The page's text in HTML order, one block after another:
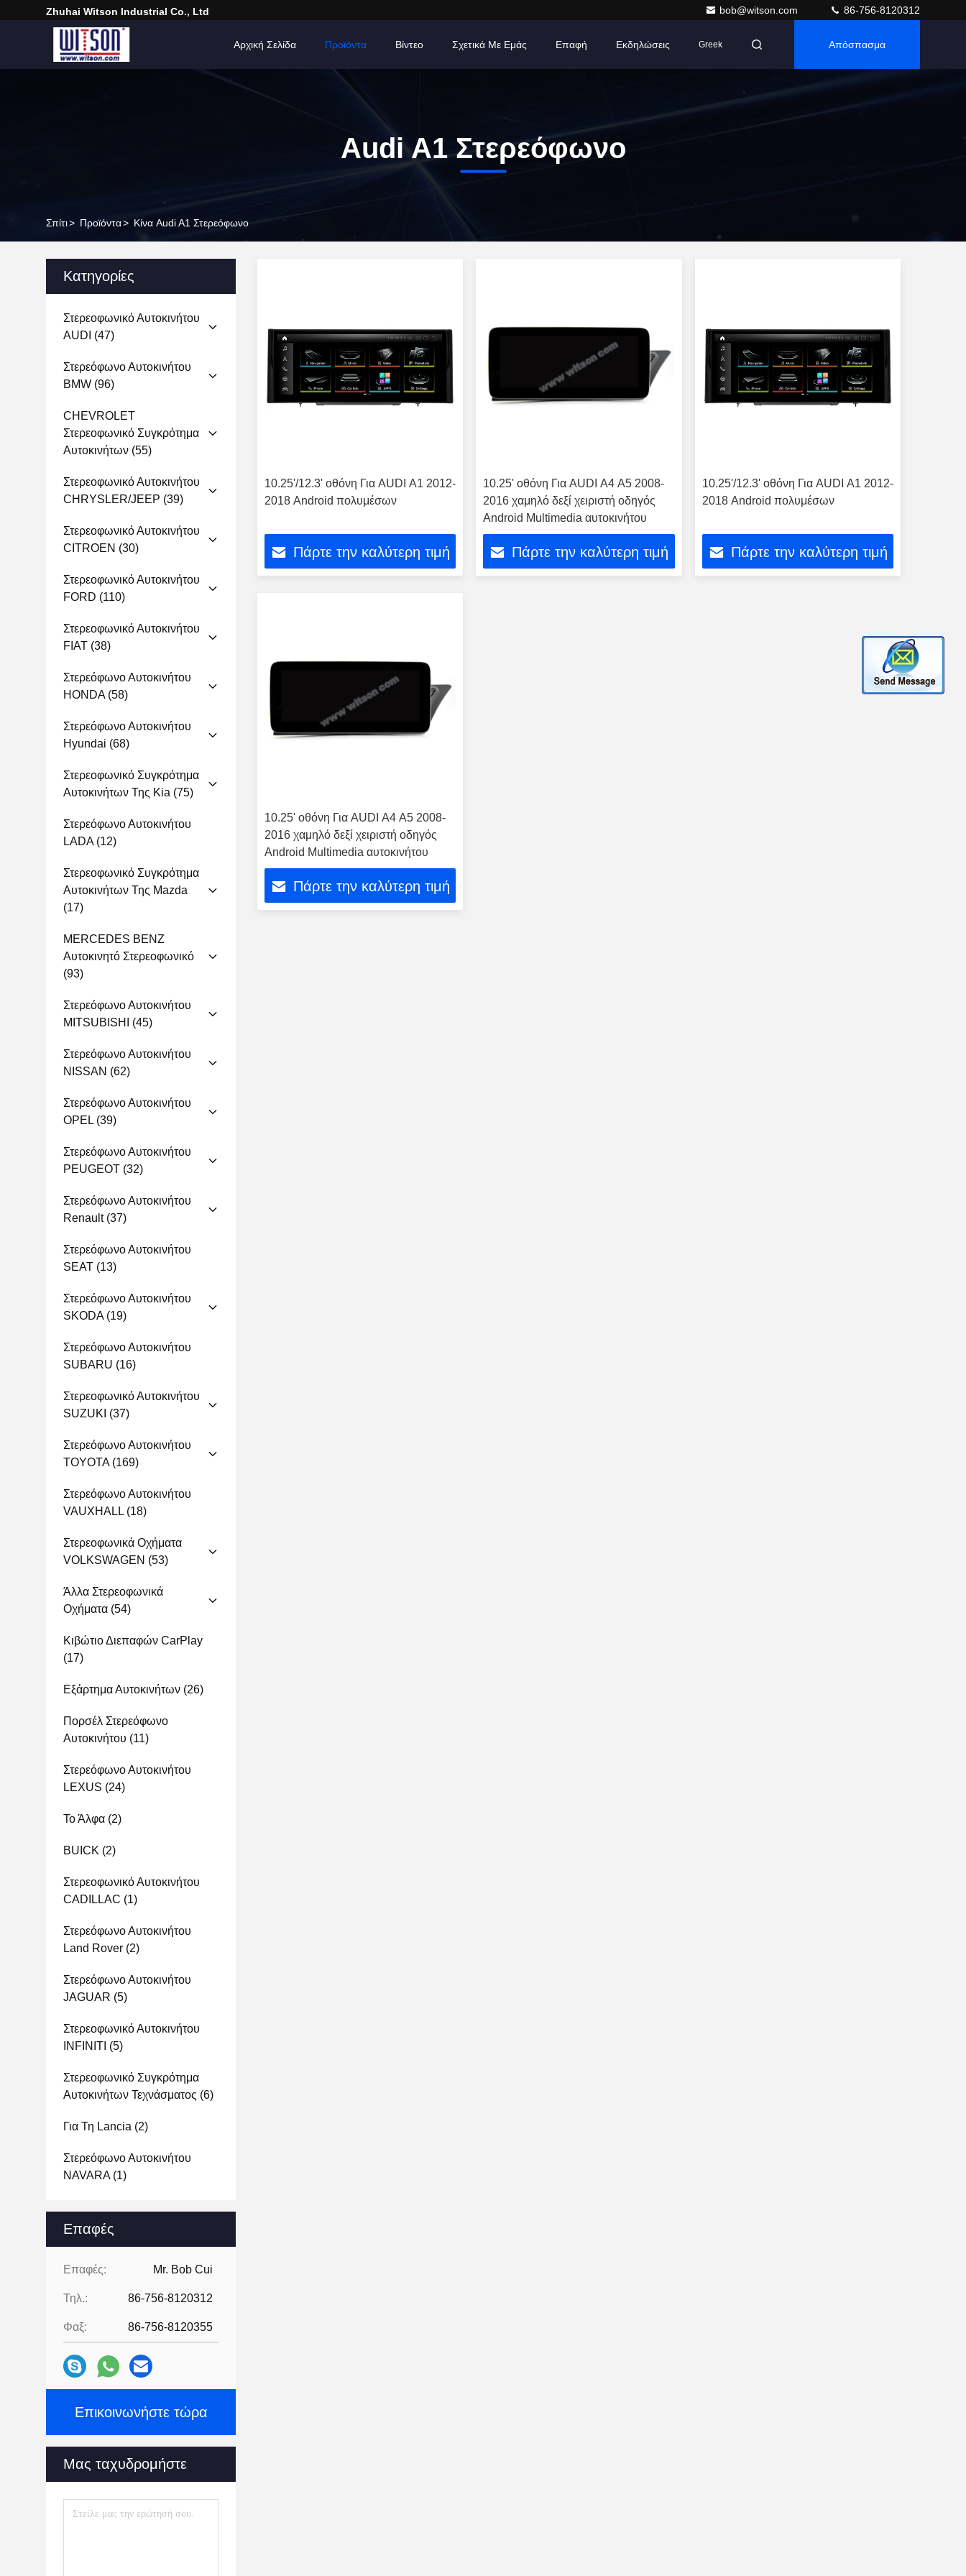
Zhuhai Witson Industrial Co., Ltd bob@witson.com 86-756-8120312
Αρχική Σελίδα Προϊόντα Βίντεο Σχετικά Με Εμάς Επαφή Εκδηλώσεις Greek Απόσπασμα
Audi A1 Στερεόφωνο
Σπίτι> Προϊόντα> Κίνα Audi A1 Στερεόφωνο
Κατηγορίες
Στερεοφωνικό Αυτοκινήτου
AUDI (47)
Στερεόφωνο Αυτοκινήτου
BMW (96)
CHEVROLET
Στερεοφωνικό Συγκρότημα
Αυτοκινήτων (55)
Στερεοφωνικό Αυτοκινήτου
CHRYSLER/JEEP (39)
Στερεοφωνικό Αυτοκινήτου
CITROEN (30)
Στερεοφωνικό Αυτοκινήτου
FORD (110)
Στερεοφωνικό Αυτοκινήτου
FIAT (38)
Στερεόφωνο Αυτοκινήτου
HONDA(58)
Στερεόφωνο Αυτοκινήτου
Hyundai (68)
Στερεοφωνικό Συγκρότημα
Αυτοκινήτων Της Kia (75)
Στερεόφωνο Αυτοκινήτου
LADA(12)
Στερεοφωνικό Συγκρότημα
Αυτοκινήτων Της Mazda
(17)
MERCEDES BENZ
Αυτοκινητό Στερεοφωνικό
(93)
Στερεόφωνο Αυτοκινήτου
MITSUBISHI
(45)
Στερεόφωνο Αυτοκινήτου
NISSAN (62)
Στερεόφωνο Αυτοκινήτου
OPEL (39)
Στερεόφωνο Αυτοκινήτου
PEUGEOT (32)
Στερεόφωνο Αυτοκινήτου
Renault(37)
Στερεόφωνο Αυτοκινήτου
SEAT (13)
Στερεόφωνο Αυτοκινήτου
SKODA(19)
Στερεόφωνο Αυτοκινήτου
SUBARU (16)
Στερεοφωνικό Αυτοκινήτου
SUZUKI (37)
Στερεόφωνο Αυτοκινήτου
TOYOTA(169)
Στερεόφωνο Αυτοκινήτου
VAUXHALL (18)
Στερεοφωνικά Οχήματα
VOLKSWAGEN (53)
Άλλα Στερεοφωνικά
Οχήματα (54)
Κιβώτιο Διεπαφών CarPlay
(17)
Εξάρτημα Αυτοκινήτων (26)
Πορσέλ Στερεόφωνο
Αυτοκινήτου (11)
Στερεόφωνο Αυτοκινήτου
LEXUS (24)
Το Άλφα (2)
BUICK (2)
Στερεοφωνικό Αυτοκινήτου
CADILLAC (1)
Στερεόφωνο Αυτοκινήτου
Land Rover (2)
Στερεόφωνο Αυτοκινήτου
JAGUAR (5)
Στερεοφωνικό Αυτοκινήτου
INFINITI (5)
Στερεοφωνικό Συγκρότημα
Αυτοκινήτων Τεχνάσματος (6)
Για Τη Lancia (2)
Στερεόφωνο Αυτοκινήτου
NAVARA(1)
Επαφές
Επαφές: Mr. Bob Cui
Τηλ.: 86-756-8120312
Φαξ: 86-756-8120355
Επικοινωνήστε τώρα
Μας ταχυδρομήστε
10.25'/12.3' οθόνη Για AUDI A1 2012-
2018 Android πολυμέσων
Πάρτε την καλύτερη τιμή
10.25' οθόνη Για AUDI A4 A5 2008-
2016 χαμηλό δεξί χειριστή οδηγός
Android Multimedia αυτοκινήτου
Πάρτε την καλύτερη τιμή
10.25'/12.3' οθόνη Για AUDI A1 2012-
2018 Android πολυμέσων
Πάρτε την καλύτερη τιμή
10.25' οθόνη Για AUDI A4 A5 2008-
2016 χαμηλό δεξί χειριστή οδηγός
Android Multimedia αυτοκινήτου
Πάρτε την καλύτερη τιμή